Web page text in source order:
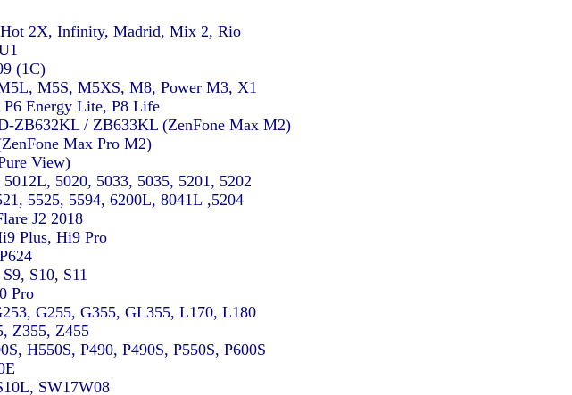
2X, Infinity, Madrid, Mix 2, Rio,
(1C)
M5S, M5XS, M8, Power M3, X1
Energy Lite, P8 Life
ZB632KL / ZB633KL (ZenFone Max M2),
Max Pro M2)
View)
5020, 5033, 5035, 5201, 5202,
5204, 5209L, 5211, 5500L, 5504, 5508L, 5512L, 5521, 5525, 5594, 6200L, 8041L
J2 2018
Plus, Hi9 Pro
S10, S11
Pro
G255, G355, GL355, L170, L180,
Z355, Z455
H550S, P490, P490S, P550S, P600S,
SW17W08